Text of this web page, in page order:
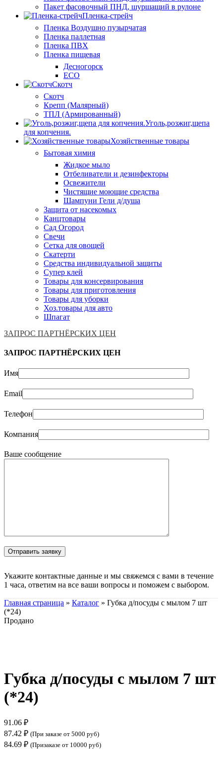
Пакет фасовочный ПНД, шуршащий в рулоне
Пленка-стрейч
Пленка Воздушно пузырчатая
Пленка паллетная
Пленка ПВХ
Пленка пищевая
Десногорск
ECO
Скотч
Скотч
Крепп (Малярный)
ТПЛ (Армированный)
Уголь,розжиг,щепа
для копчения.
Хозяйственные товары
Бытовая химия
Жидкое мыло
Отбеливатели и дезинфекторы
Освежители
Чистящие моющие средства
Шампуни Гели д/душа
Защита от насекомых
Канцтовары
Сад Огород
Свечи
Сетка для овощей
Скатерти
Средства индивидуальной защиты
Супер клей
Товары для консервирования
Товары для приготовления
Товары для уборки
Хоз.товары для авто
Шпагат
ЗАПРОС ПАРТНЁРСКИХ ЦЕН
ЗАПРОС ПАРТНЁРСКИХ ЦЕН
Имя
Email
Телефон
Компания
Ваше сообщение
Укажите контактные данные и мы свяжемся с вами в течение
1 часа, ответим на все ваши вопросы и поможем с выбором.
Главная страница » Каталог » Губка д/посуды с мылом 7 шт
(*24)
Продано
Губка д/посуды с мылом 7 шт
(*24)
91.06 ₽
87.42 ₽ (При заказе от 5000 руб)
84.69 ₽ (Призаказе от 10000 руб)